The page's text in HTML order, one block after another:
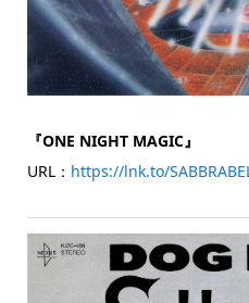
『ONE NIGHT MAGIC』
URL： https://lnk.to/